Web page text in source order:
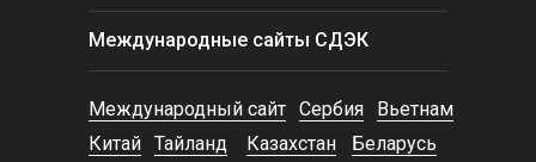
Международные сайты СДЭК
Сербия
Вьетнам
Китай
Казахстан
Беларусь
Международный сайт
Тайланд